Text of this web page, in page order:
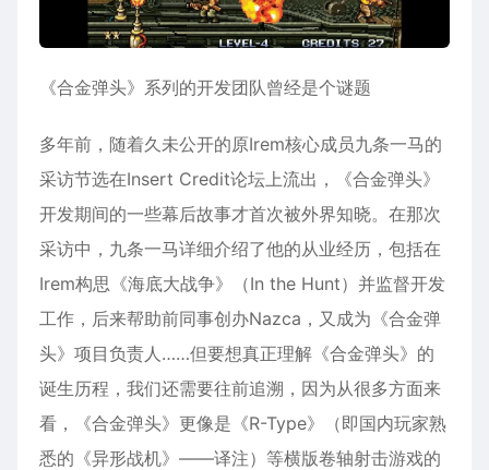
《合金弹头》系列的开发团队曾经是个谜题
多年前，随着久未公开的原Irem核心成员九条一马的
采访节选在Insert Credit论坛上流出，《合金弹头》
开发期间的一些幕后故事才首次被外界知晓。在那次
采访中，九条一马详细介绍了他的从业经历，包括在
Irem构思《海底大战争》（In the Hunt）并监督开发
工作，后来帮助前同事创办Nazca，又成为《合金弹
头》项目负责人……但要想真正理解《合金弹头》的
诞生历程，我们还需要往前追溯，因为从很多方面来
看，《合金弹头》更像是《R-Type》（即国内玩家熟
悉的《异形战机》——译注）等横版卷轴射击游戏的